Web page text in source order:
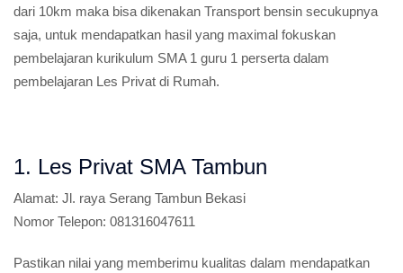
dari 10km maka bisa dikenakan Transport bensin secukupnya
saja, untuk mendapatkan hasil yang maximal fokuskan
pembelajaran kurikulum SMA 1 guru 1 perserta dalam
pembelajaran Les Privat di Rumah.
1. Les Privat SMA Tambun
Alamat: Jl. raya Serang Tambun Bekasi
Nomor Telepon: 081316047611
Pastikan nilai yang memberimu kualitas dalam mendapatkan